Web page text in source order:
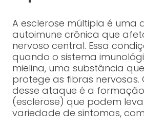
A esclerose múltipla é uma
autoimune crônica que
nervoso central. Essa
quando o sistema
mielina, uma substância
protege as fibras nervosas.
desse ataque é a
(esclerose) que podem
variedade de sintomas,